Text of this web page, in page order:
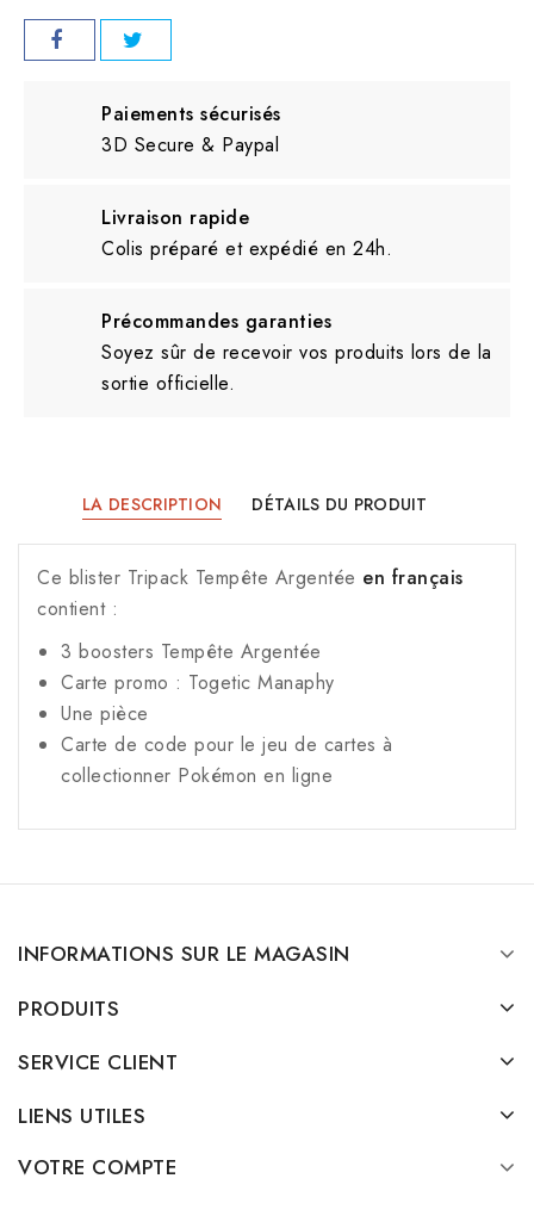
Paiements sécurisés
3D Secure & Paypal
Livraison rapide
Colis préparé et expédié en 24h.
Précommandes garanties
Soyez sûr de recevoir vos produits lors de la
sortie officielle.
LA DESCRIPTION DÉTAILS DU PRODUIT
Ce blister Tripack Tempête Argentée en français
contient :
3 boosters Tempête Argentée
Carte promo : Togetic Manaphy
Une pièce
Carte de code pour le jeu de cartes à
collectionner Pokémon en ligne
INFORMATIONS SUR LE MAGASIN
PRODUITS
SERVICE CLIENT
LIENS UTILES
VOTRE COMPTE